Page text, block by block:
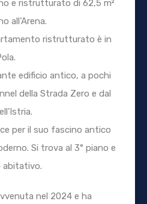
e ristrutturato di 62,5 m²
all’Arena.
ristrutturato è in
edificio antico, a pochi
della Strada Zero e dal
per il suo fascino antico
Si trova al 3° piano e
abitativo.
nel 2024 e ha